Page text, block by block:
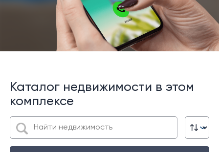
Каталог недвижимости в этом
комплексе